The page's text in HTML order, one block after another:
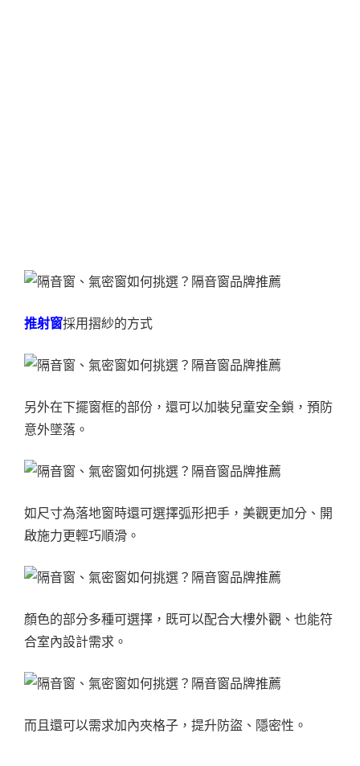
推射窗採用摺紗的方式
另外在下擺窗框的部份，還可以加裝兒童安全鎖，預防
意外墜落。
如尺寸為落地窗時還可選擇弧形把手，美觀更加分、開
啟施力更輕巧順滑。
顏色的部分多種可選擇，既可以配合大樓外觀、也能符
合室內設計需求。
而且還可以需求加內夾格子，提升防盜、隱密性。